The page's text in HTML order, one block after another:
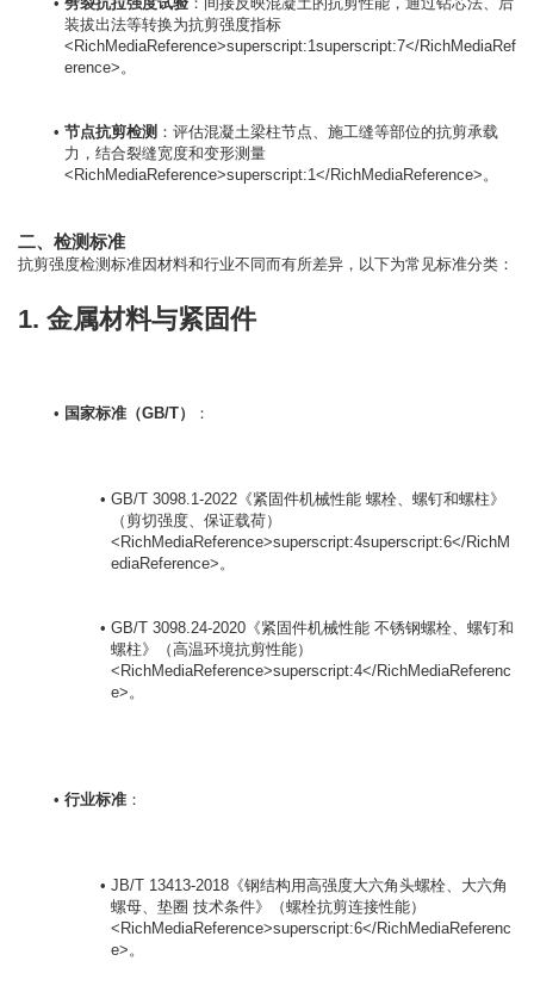
装拔出法等转换为抗剪强度指标
<RichMediaReference>superscript:1superscript:7</RichMediaRef
erence>。
节点抗剪检测 ：评估混凝土梁柱节点、施工缝等部位的抗剪承载
力，结合裂缝宽度和变形测量
<RichMediaReference>superscript:1</RichMediaReference>。
二、检测标准
1. 金属材料与紧固件
国家标准（GB/T） ：
GB/T 3098.1-2022《紧固件机械性能 螺栓、螺钉和螺柱》
（剪切强度、保证载荷）
<RichMediaReference>superscript:4superscript:6</RichM
ediaReference>。
GB/T 3098.24-2020《紧固件机械性能 不锈钢螺栓、螺钉和
螺柱》（高温环境抗剪性能）
<RichMediaReference>superscript:4</RichMediaReferenc
e>。
行业标准：
JB/T 13413-2018《钢结构用高强度大六角头螺栓、大六角
螺母、垫圈 技术条件》（螺栓抗剪连接性能）
<RichMediaReference>superscript:6</RichMediaReferenc
e>。